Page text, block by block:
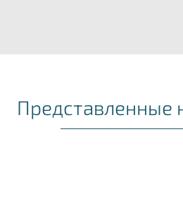
Представленные